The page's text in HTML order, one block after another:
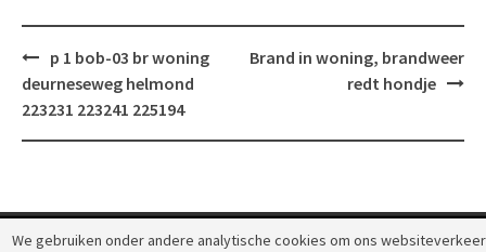
Post
navigation
p 1 bob-03 br woning
deurneseweg helmond
223231 223241 225194
Brand in woning, brandweer
redt hondje
© 2018 Grootpeelland. Alle rechten voorbehouden.
We gebruiken onder andere analytische cookies om ons websiteverkeer